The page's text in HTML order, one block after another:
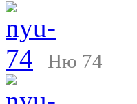
Ню 74